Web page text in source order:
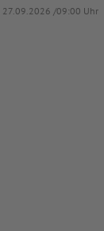
27.09.2026 /09:00 Uhr